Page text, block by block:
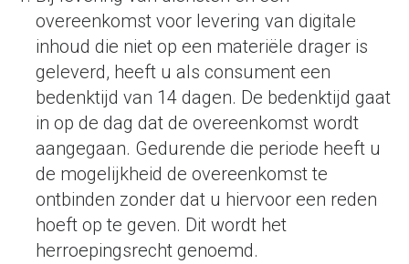
overeenkomst voor levering van digitale
inhoud die niet op een materiële drager is
geleverd, heeft u als consument een
bedenktijd van 14 dagen. De bedenktijd gaat
in op de dag dat de overeenkomst wordt
aangegaan. Gedurende die periode heeft u
de mogelijkheid de overeenkomst te
ontbinden zonder dat u hiervoor een reden
hoeft op te geven. Dit wordt het
herroepingsrecht genoemd.